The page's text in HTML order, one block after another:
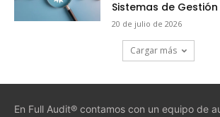
Sistemas de Gestión
20 de julio de 2026
Cargar más
En Full Audit® contamos con un equipo de